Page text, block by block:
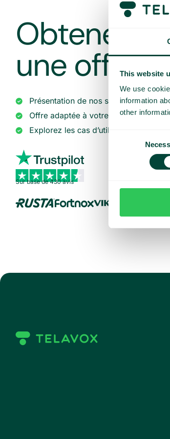
This website
We use
information
other
Consent
Obtenez
une offre
Présentation de nos services
Offre adaptée à votre entreprise
Explorez les cas d’utilisation pour
Sur base de 430 avis